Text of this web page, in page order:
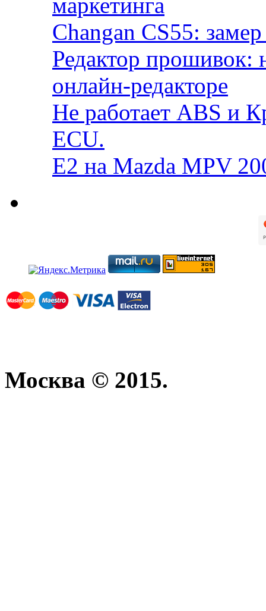
Changan CS55:
Редактор прошивок:
онлайн-редакторе
Не работает ABS и
ECU.
E2 на Mazda MPV
Москва © 2015.